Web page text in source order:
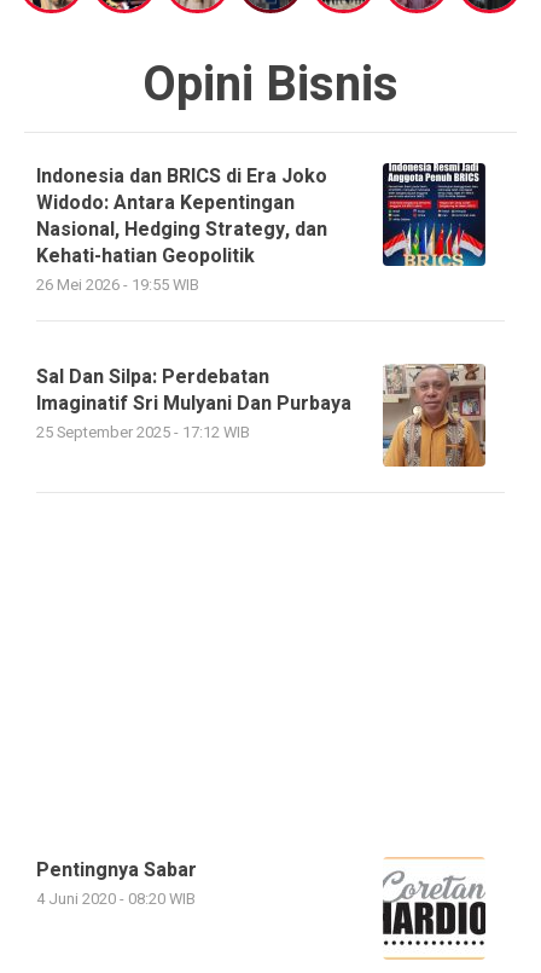
Opini Bisnis
Indonesia dan BRICS di Era Joko
Widodo: Antara Kepentingan
Nasional, Hedging Strategy, dan
Kehati-hatian Geopolitik
26 Mei 2026 - 19:55 WIB
Sal Dan Silpa: Perdebatan
Imaginatif Sri Mulyani Dan Purbaya
25 September 2025 - 17:12 WIB
Pentingnya Sabar
4 Juni 2020 - 08:20 WIB